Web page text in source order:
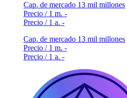
Cap. de mercado 13 mil millones
Precio / 1 m. -
Precio / 1 a. -
Cap. de mercado 13 mil millones
Precio / 1 m. -
Precio / 1 a. -